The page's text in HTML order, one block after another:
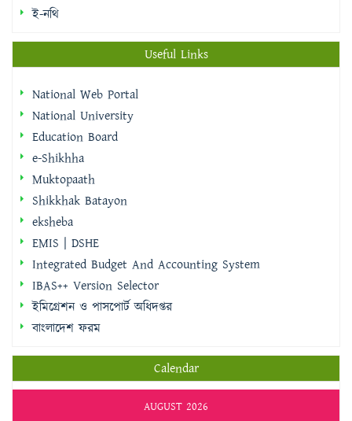
ই-নথি
Useful Links
National Web Portal
National University
Education Board
e-Shikhha
Muktopaath
Shikkhak Batayon
eksheba
EMIS | DSHE
Integrated Budget And Accounting System
IBAS++ Version Selector
ইমিগ্রেশন ও পাসপোর্ট অধিদপ্তর
বাংলাদেশ ফরম
Calendar
AUGUST 2026